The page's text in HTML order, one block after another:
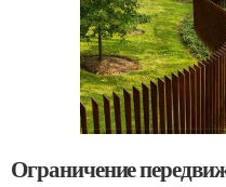
Ограничение